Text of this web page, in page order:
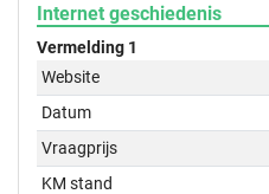
Internet geschiedenis
Vermelding 1
Website
Datum
Vraagprijs
KM stand